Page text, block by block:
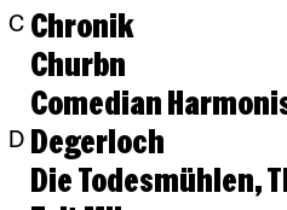
C Chronik
Churbn
Comedian
D Degerloch
Die Todesmühlen,